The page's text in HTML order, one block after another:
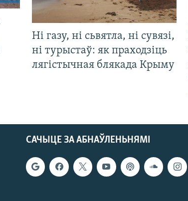
Ні газу, ні сьвятла, ні сувязі,
ні турыстаў: як праходзіць
лягістычная блякада Крыму
САЧЫЦЕ ЗА АБНАЎЛЕНЬНЯМІ